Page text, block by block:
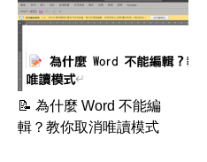
📝 為什麼 Word 不能編
輯？教你取消唯讀模式